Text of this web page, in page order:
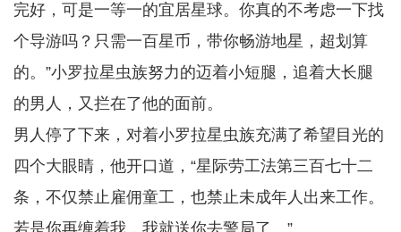
完好，可是一等一的宜居星球。你真的不考虑一下找
个导游吗？只需一百星币，带你畅游地星，超划算
的。”小罗拉星虫族努力的迈着小短腿，追着大长腿
的男人，又拦在了他的面前。
男人停了下来，对着小罗拉星虫族充满了希望目光的
四个大眼睛，他开口道，“星际劳工法第三百七十二
条，不仅禁止雇佣童工，也禁止未成年人出来工作。
若是你再缠着我，我就送你去警局了。”